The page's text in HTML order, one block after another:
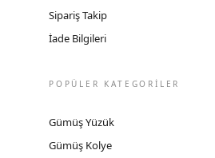
Sipariş Takip
İade Bilgileri
POPÜLER KATEGORİLER
Gümüş Yüzük
Gümüş Kolye